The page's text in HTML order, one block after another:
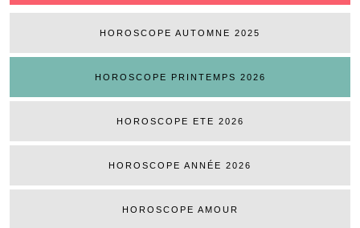
HOROSCOPE AUTOMNE 2025
HOROSCOPE PRINTEMPS 2026
HOROSCOPE ETE 2026
HOROSCOPE ANNÉE 2026
HOROSCOPE AMOUR